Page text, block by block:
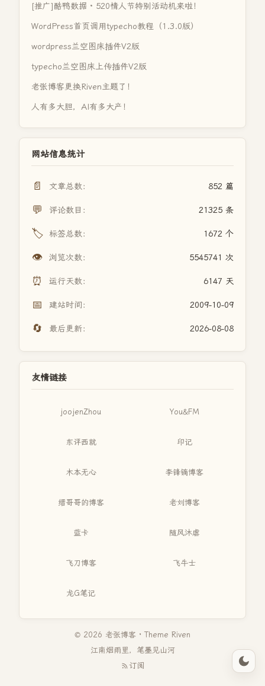
[推广]酷鸭数据 · 520情人节特别活动机来啦！
WordPress首页调用typecho教程（1.3.0版）
wordpress兰空图床插件V2版
typecho兰空图床上传插件V2版
老张博客更换Riven主题了！
人有多大胆，AI有多大产！
网站信息统计
📄 文章总数： 852 篇
💬 评论数目： 21325 条
🏷️ 标签总数： 1672 个
👁️ 浏览次数： 5545741 次
⏰ 运行天数： 6147 天
📅 建站时间： 2009-10-09
🔄 最后更新： 2026-08-08
友情链接
joojenZhou You&FM
东评西就 印记
木本无心 李锋镝博客
缙哥哥的博客 老刘博客
蓝卡 随风沐虐
飞刀博客 飞牛士
龙G笔记
© 2026 老张博客 · Theme Riven
江南烟雨里，笔墨见山河
订阅